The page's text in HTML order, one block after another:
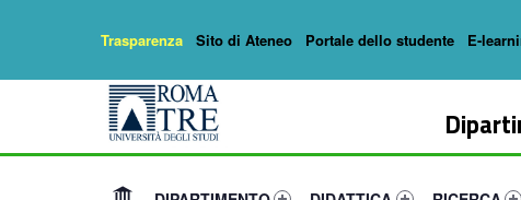
DARKSIDE - Dipartimento di Matematica e Fisica
Primary Menu
Link identifier #link-menu-primary-88287-1
Link identifier #link-menu-
Link identifier
Header info sidebar
Trasparenza Sito di Ateneo Portale dello studente E-